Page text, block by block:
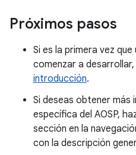
Próximos pasos
Si es la primera vez que
comenzar a
introducción.
Si deseas obtener más
específica del AOSP,
sección en la
con la descripción